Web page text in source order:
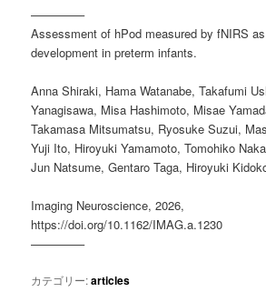
————–
Assessment of hPod measured by fNIRS
development in preterm infants.
Anna Shiraki, Hama Watanabe, Takafumi
Yanagisawa, Misa Hashimoto, Misae
Takamasa Mitsumatsu, Ryosuke Suzui,
Yuji Ito, Hiroyuki Yamamoto, Tomohiko
Jun Natsume, Gentaro Taga, Hiroyuki
Imaging Neuroscience, 2026,
https://doi.org/10.1162/IMAG.a.1230
————–
カテゴリー:articles